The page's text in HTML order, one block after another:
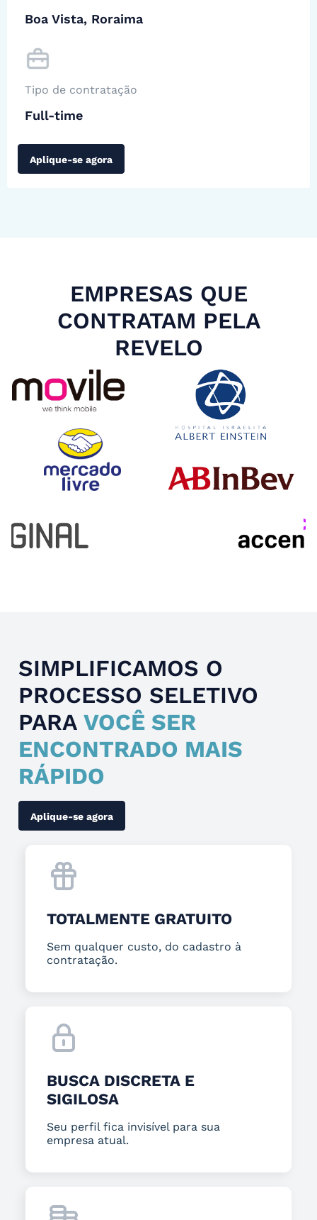
Boa Vista, Roraima
Tipo de contratação
Full-time
Aplique-se agora
EMPRESAS QUE
CONTRATAM PELA
REVELO
SIMPLIFICAMOS O
PROCESSO SELETIVO
PARA VOCÊ SER
ENCONTRADO MAIS
RÁPIDO
Aplique-se agora
TOTALMENTE GRATUITO
Sem qualquer custo, do cadastro à
contratação.
BUSCA DISCRETA E
SIGILOSA
Seu perfil fica invisível para sua
empresa atual.